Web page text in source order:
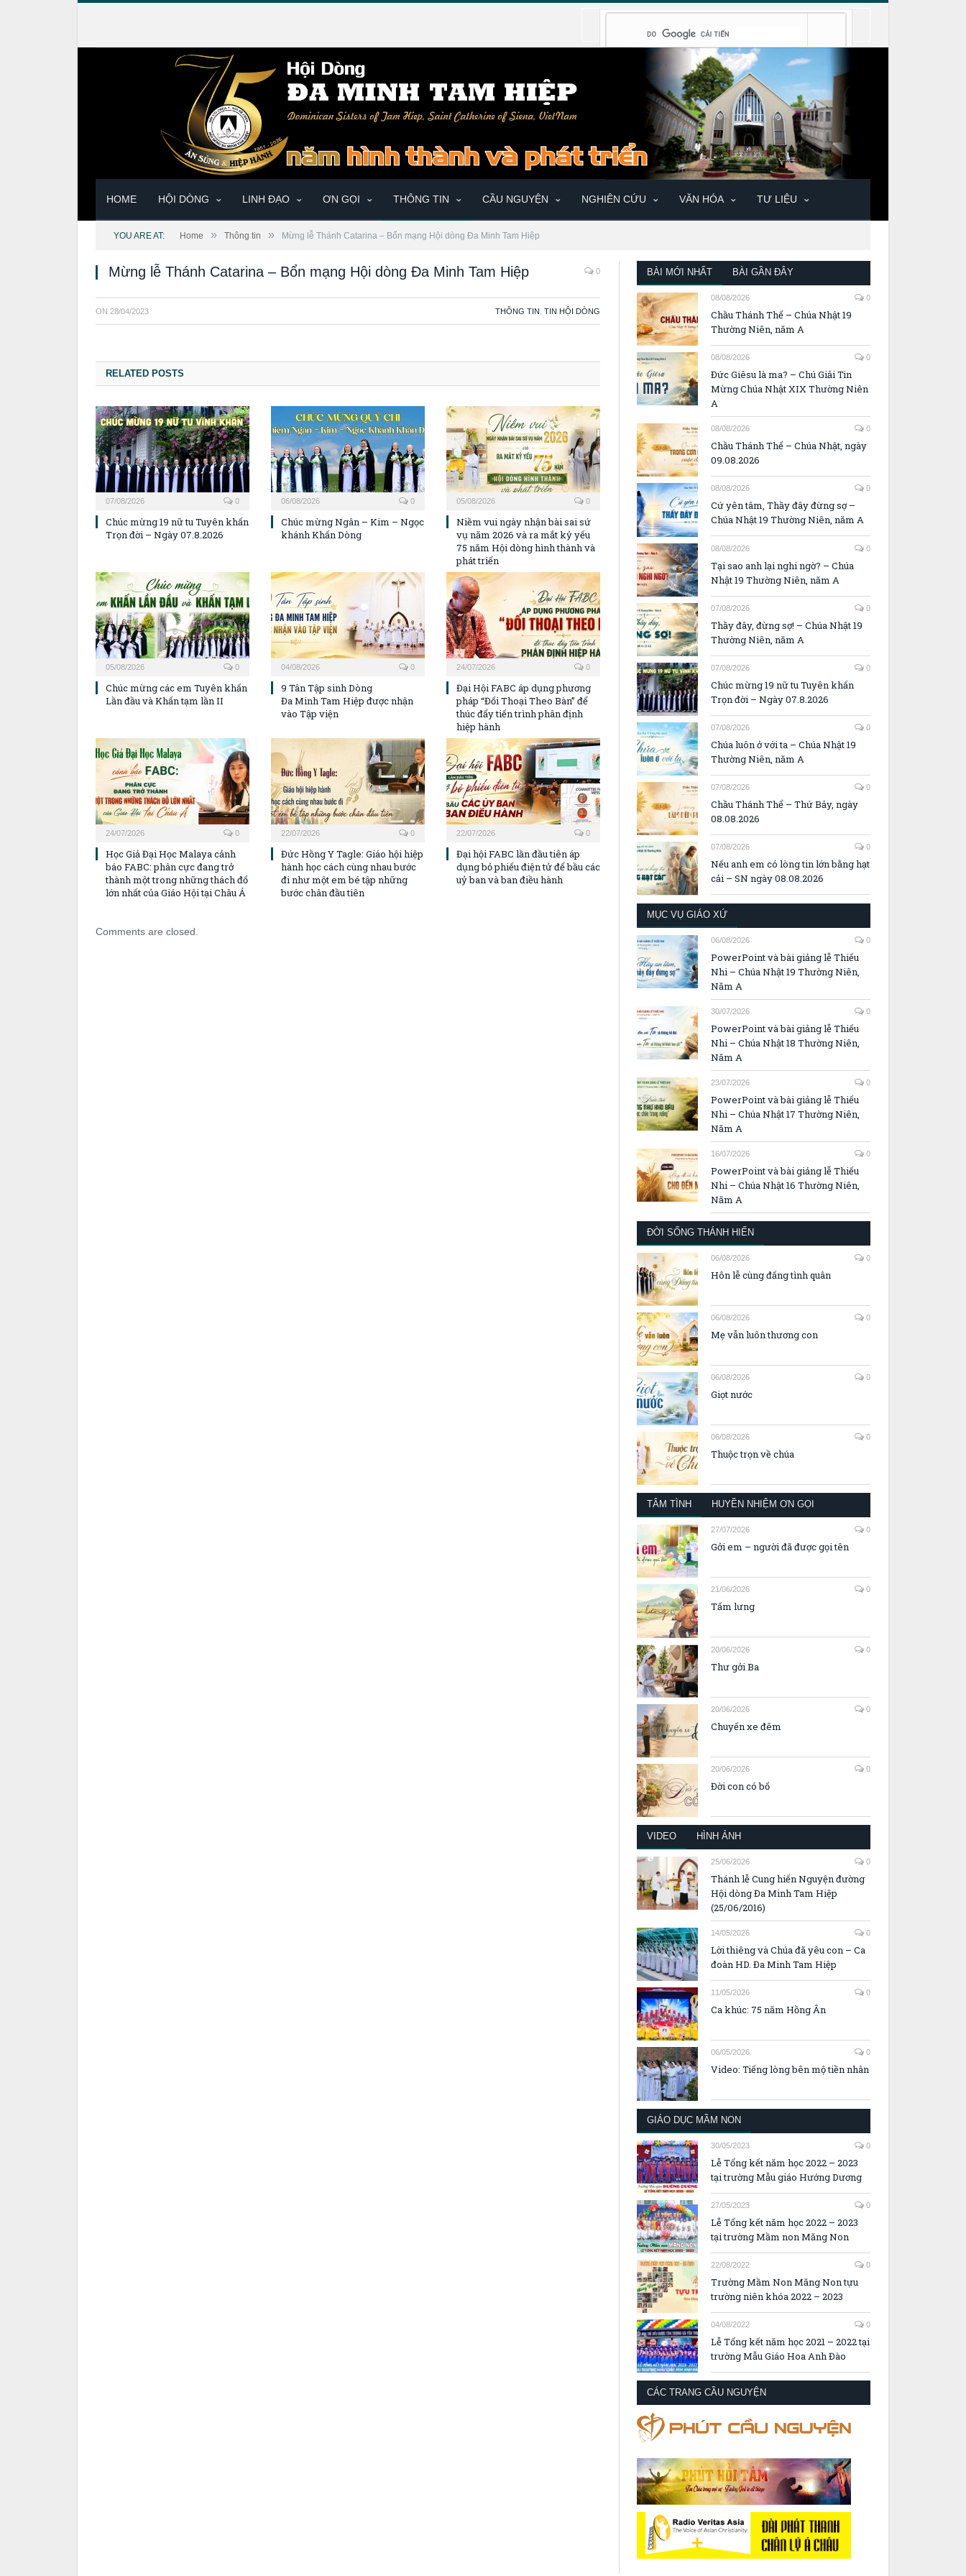
HOME HỘI DÒNG LINH ĐẠO ƠN GỌI THÔNG TIN CẦU NGUYỆN NGHIÊN CỨU VĂN HÓA TƯ LIỆU
YOU ARE AT: Home » Thông tin » Mừng lễ Thánh Catarina – Bổn mạng Hội dòng Đa Minh Tam Hiệp
Mừng lễ Thánh Catarina – Bổn mạng Hội dòng Đa Minh Tam Hiệp 0
ON 28/04/2023 THÔNG TIN TIN HỘI DÒNG
RELATED POSTS
07/08/2026 0
Chúc mừng 19 nữ tu Tuyên khấn
Trọn đời – Ngày 07.8.2026
06/08/2026 0
Chúc mừng Ngân – Kim – Ngọc
khánh Khấn Dòng
05/08/2026 0
Niềm vui ngày nhận bài sai sứ
vụ năm 2026 và ra mắt kỷ yếu
75 năm Hội dòng hình thành và
phát triển
05/08/2026 0
Chúc mừng các em Tuyên khấn
Lần đầu và Khấn tạm lần II
04/08/2026 0
9 Tân Tập sinh Dòng
Đa Minh Tam Hiệp được nhận
vào Tập viện
24/07/2026 0
Đại Hội FABC áp dụng phương
pháp “Đối Thoại Theo Bàn” để
thúc đẩy tiến trình phân định
hiệp hành
24/07/2026 0
Học Giả Đại Học Malaya cảnh
báo FABC: phân cực đang trở
thành một trong những thách đố
lớn nhất của Giáo Hội tại Châu Á
22/07/2026 0
Đức Hồng Y Tagle: Giáo hội hiệp
hành học cách cùng nhau bước
đi như một em bé tập những
bước chân đầu tiên
22/07/2026 0
Đại hội FABC lần đầu tiên áp
dụng bỏ phiếu điện tử để bầu các
uỷ ban và ban điều hành
Comments are closed.
BÀI MỚI NHẤT BÀI GẦN ĐÂY
08/08/2026 0
Chầu Thánh Thể – Chúa Nhật 19
Thường Niên, năm A
08/08/2026 0
Đức Giêsu là ma? – Chú Giải Tin
Mừng Chúa Nhật XIX Thường Niên
A
08/08/2026 0
Chầu Thánh Thể – Chúa Nhật, ngày
09.08.2026
08/08/2026 0
Cứ yên tâm, Thầy đây đừng sợ –
Chúa Nhật 19 Thường Niên, năm A
08/08/2026 0
Tại sao anh lại nghi ngờ? – Chúa
Nhật 19 Thường Niên, năm A
07/08/2026 0
Thầy đây, đừng sợ! – Chúa Nhật 19
Thường Niên, năm A
07/08/2026 0
Chúc mừng 19 nữ tu Tuyên khấn
Trọn đời – Ngày 07.8.2026
07/08/2026 0
Chúa luôn ở với ta – Chúa Nhật 19
Thường Niên, năm A
07/08/2026 0
Chầu Thánh Thể – Thứ Bảy, ngày
08.08.2026
07/08/2026 0
Nếu anh em có lòng tin lớn bằng hạt
cải – SN ngày 08.08.2026
MỤC VỤ GIÁO XỨ
06/08/2026 0
PowerPoint và bài giảng lễ Thiếu
Nhi – Chúa Nhật 19 Thường Niên,
Năm A
30/07/2026 0
PowerPoint và bài giảng lễ Thiếu
Nhi – Chúa Nhật 18 Thường Niên,
Năm A
23/07/2026 0
PowerPoint và bài giảng lễ Thiếu
Nhi – Chúa Nhật 17 Thường Niên,
Năm A
16/07/2026 0
PowerPoint và bài giảng lễ Thiếu
Nhi – Chúa Nhật 16 Thường Niên,
Năm A
ĐỜI SỐNG THÁNH HIẾN
06/08/2026 0
Hôn lễ cùng đấng tình quân
06/08/2026 0
Mẹ vẫn luôn thương con
06/08/2026 0
Giọt nước
06/08/2026 0
Thuộc trọn về chúa
TÂM TÌNH HUYỀN NHIỆM ƠN GỌI
27/07/2026 0
Gởi em – người đã được gọi tên
21/06/2026 0
Tấm lưng
20/06/2026 0
Thư gởi Ba
20/06/2026 0
Chuyến xe đêm
20/06/2026 0
Đời con có bố
VIDEO HÌNH ẢNH
25/06/2026 0
Thánh lễ Cung hiến Nguyện đường
Hội dòng Đa Minh Tam Hiệp
(25/06/2016)
14/05/2026 0
Lời thiêng và Chúa đã yêu con – Ca
đoàn HD. Đa Minh Tam Hiệp
11/05/2026 0
Ca khúc: 75 năm Hồng Ân
06/05/2026 0
Video: Tiếng lòng bên mộ tiền nhân
GIÁO DỤC MẦM NON
30/05/2023 0
Lễ Tổng kết năm học 2022 – 2023
tại trường Mẫu giáo Hướng Dương
27/05/2023 0
Lễ Tổng kết năm học 2022 – 2023
tại trường Mầm non Măng Non
22/08/2022 0
Trường Mầm Non Măng Non tựu
trường niên khóa 2022 – 2023
04/08/2022 0
Lễ Tổng kết năm học 2021 – 2022 tại
trường Mẫu Giáo Hoa Anh Đào
CÁC TRANG CẦU NGUYỆN